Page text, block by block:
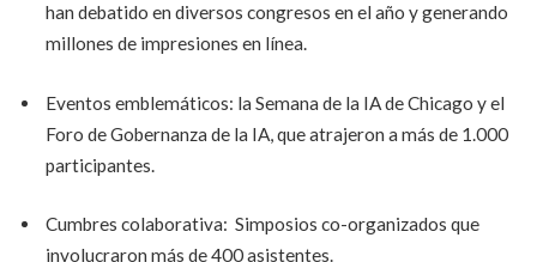
han debatido en diversos congresos en el año y generando
millones de impresiones en línea.
Eventos emblemáticos: la Semana de la IA de Chicago y el
Foro de Gobernanza de la IA, que atrajeron a más de 1.000
participantes.
Cumbres colaborativa: Simposios co-organizados que
involucraron más de 400 asistentes.